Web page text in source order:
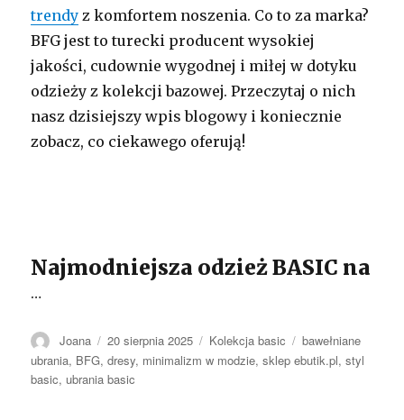
trendy z komfortem noszenia. Co to za marka?
BFG jest to turecki producent wysokiej
jakości, cudownie wygodnej i miłej w dotyku
odzieży z kolekcji bazowej. Przeczytaj o nich
nasz dzisiejszy wpis blogowy i koniecznie
zobacz, co ciekawego oferują!
Najmodniejsza odzież BASIC na
…
Autor
Joana Opublikowano
20 sierpnia 2025 Kategorie
Kolekcja basic Tagi
bawełniane
ubrania, BFG,dresy, minimalizm w modzie,sklep ebutik.pl,styl
basic, ubrania basic